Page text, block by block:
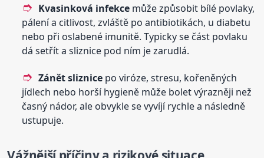
Kvasinková infekce může způsobit bílé povlaky,
pálení a citlivost, zvláště po antibiotikách, u diabetu
nebo při oslabené imunitě. Typicky se část povlaku
dá setřít a sliznice pod ním je zarudlá.
Zánět sliznice po viróze, stresu, kořeněných
jídlech nebo horší hygieně může bolet výrazněji než
časný nádor, ale obvykle se vyvíjí rychle a následně
ustupuje.